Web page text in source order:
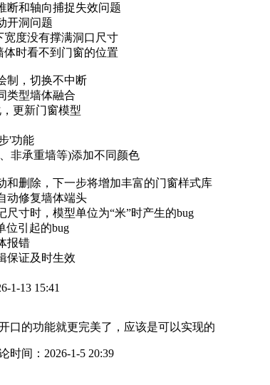
断和轴向捕捉失效问题
开洞问题
宽度没有撑满洞口尺寸
体时看不到门窗的位置
制，切换不中断
类型墙体融合
更新门窗模型
'功能
非承重墙等)添加不同颜色
和删除，下一步将增加丰富的门窗样式库
动修复墙体端头
尺寸时，模型单位为“米”时产生的bug
位引起的bug
报错
保证及时生效
1-13 15:41
口的功能就更完美了，应该是可以实现的
时间： 2026-1-5 20:39